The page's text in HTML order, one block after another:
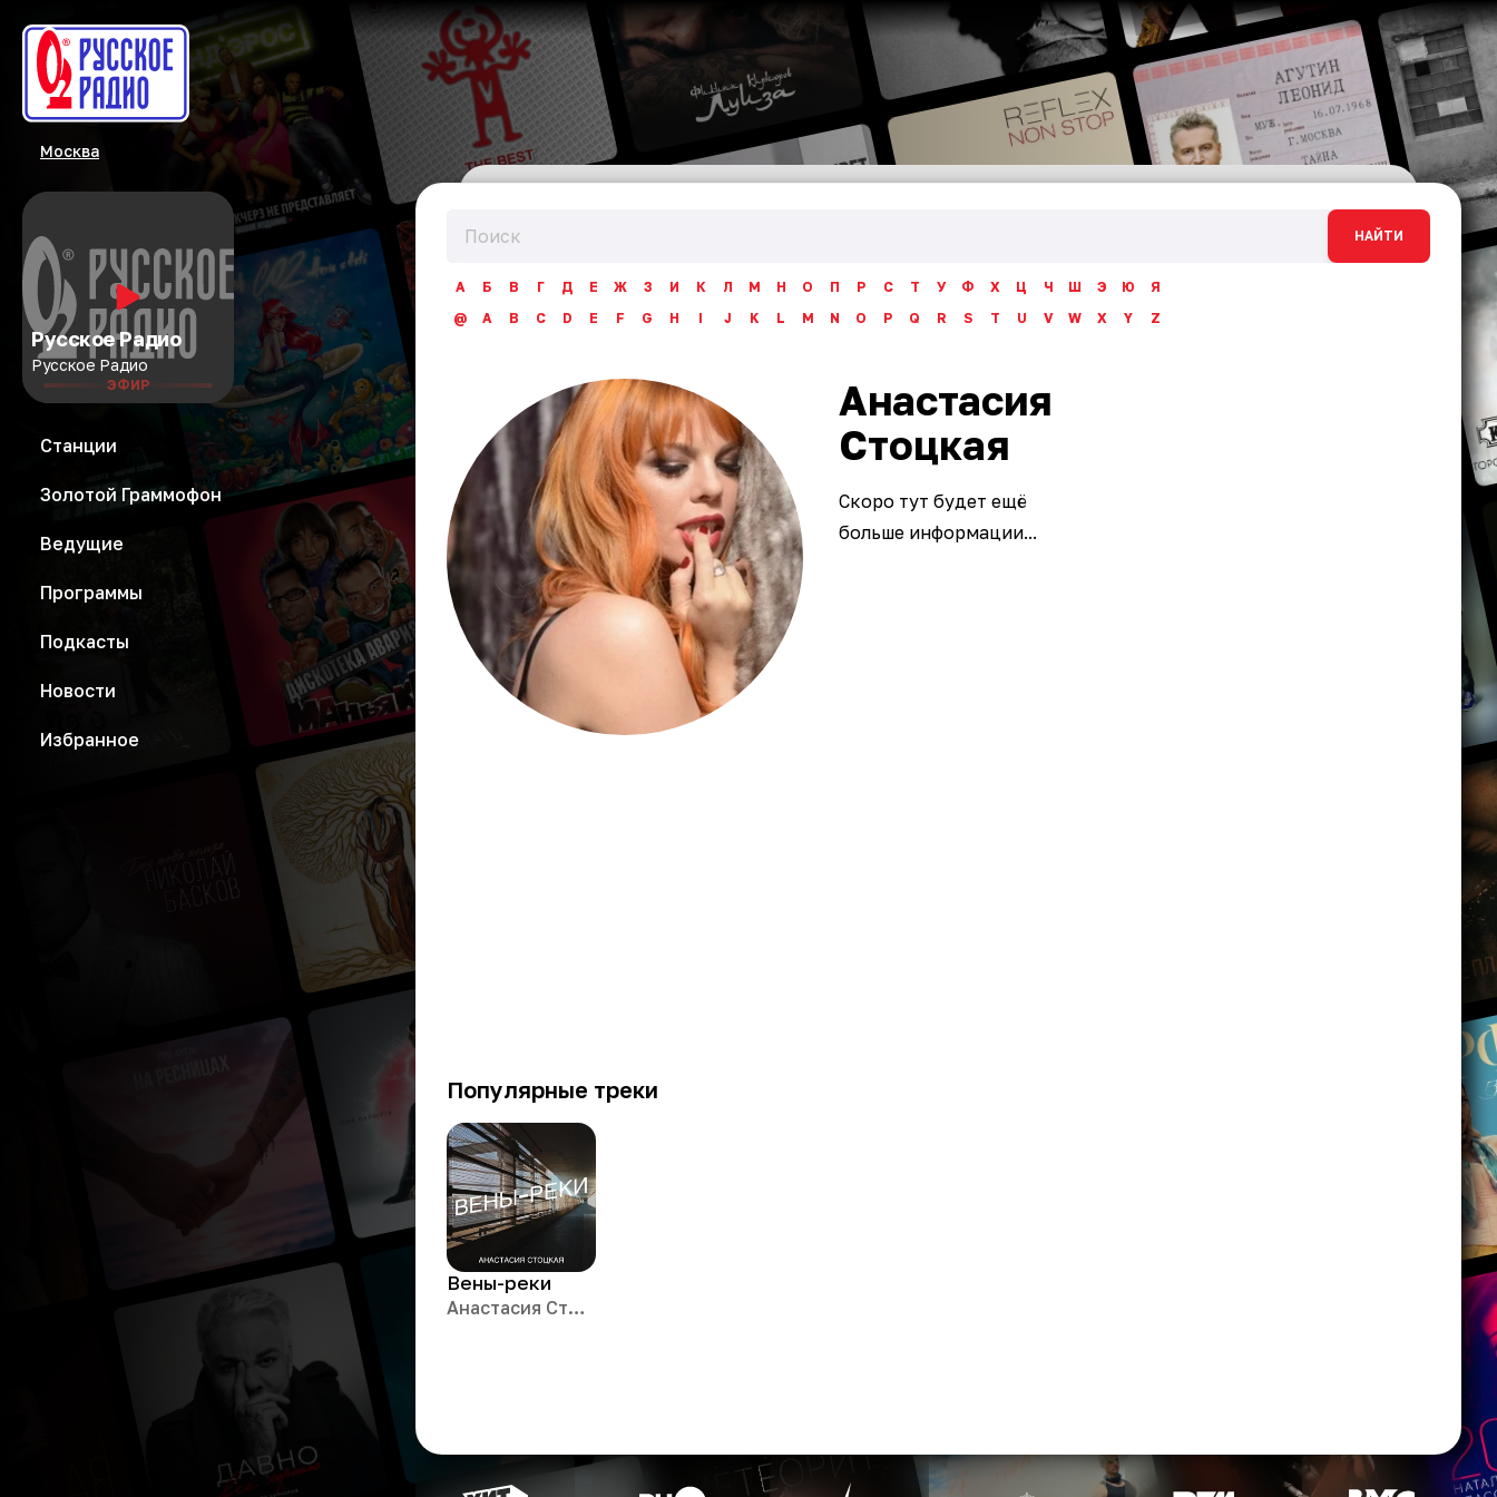
Москва
Русское Радио
Русское Радио
ЭФИР
Станции
Золотой Граммофон
Ведущие
Программы
Подкасты
Новости
Избранное
НАЙТИ
А Б В Г Д Е Ж З И К Л М Н О П Р С Т У Ф Х Ц Ч Ш Э Ю
Я
@
A B C D E F G H I J K L M N O P Q R S T U V W X Y Z
Анастасия
Стоцкая
Скоро тут будет ещё
больше информации...
Популярные треки
Вены-реки
Анастасия Стоцкая